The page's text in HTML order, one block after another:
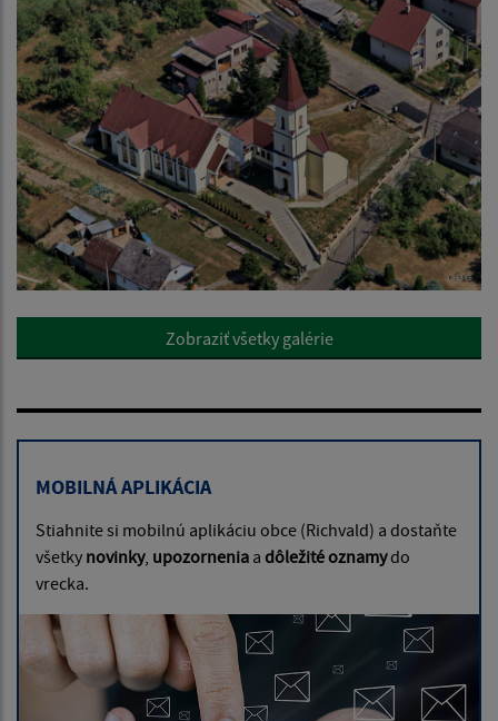
Zobraziť všetky galérie
MOBILNÁ APLIKÁCIA
Stiahnite si mobilnú aplikáciu obce (Richvald) a dostaňte
všetky novinky, upozornenia a dôležité oznamydo
vrecka.